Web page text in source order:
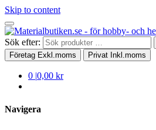
Skip to content
Sök efter:
Företag Exkl.moms Privat Inkl.moms
0 |0,00 kr
Navigera